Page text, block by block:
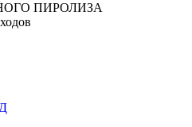
ПИРОЛИЗА